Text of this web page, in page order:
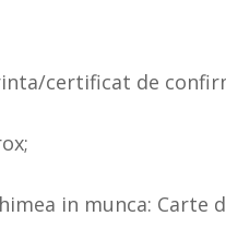
certificat de
in munca: Carte